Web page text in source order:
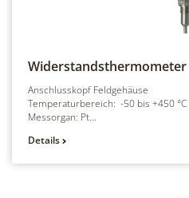
Widerstandsthermometer
Anschlusskopf Feldgehäuse
Temperaturbereich: -50 bis +450 °C
Messorgan: Pt...
Details